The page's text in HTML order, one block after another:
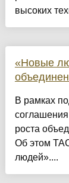
высоких
«Новые
В рамках
роста
Об этом
людей»....